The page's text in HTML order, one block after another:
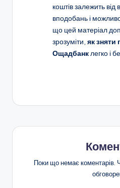
коштів залежить
вподобань і
що цей матеріал
зрозуміти, як зняти
Ощадбанклегко і
Поки що немає коментарів.